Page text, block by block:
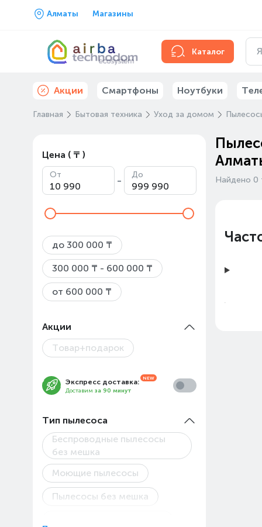
Алматы Магазины
Каталог
Акции Смартфоны Ноутбуки
Главная Бытовая техника Уход за домом
Цена ( ₸ )
От - До
до 300 000 ₸
300 000 ₸ - 600 000 ₸
от 600 000 ₸
Акции
Товар+подарок
Экспресс доставка:
Доставим за 90 минут
Тип пылесоса
Беспроводные пылесосы
без мешка
Моющие пылесосы
Пылесосы без мешка
Найдено 0